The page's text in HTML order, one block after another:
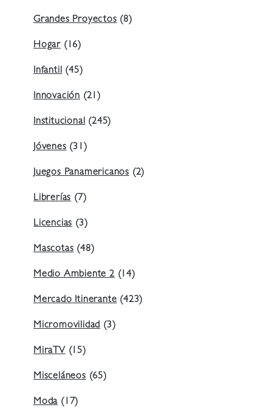
Grandes Proyectos (8)
Hogar (16)
Infantil (45)
Innovación (21)
Institucional (245)
Jóvenes (31)
Juegos Panamericanos (2)
Librerías (7)
Licencias (3)
Mascotas (48)
Medio Ambiente 2(14)
Mercado Itinerante (423)
Micromovilidad (3)
MiraTV (15)
Misceláneos (65)
Moda (17)